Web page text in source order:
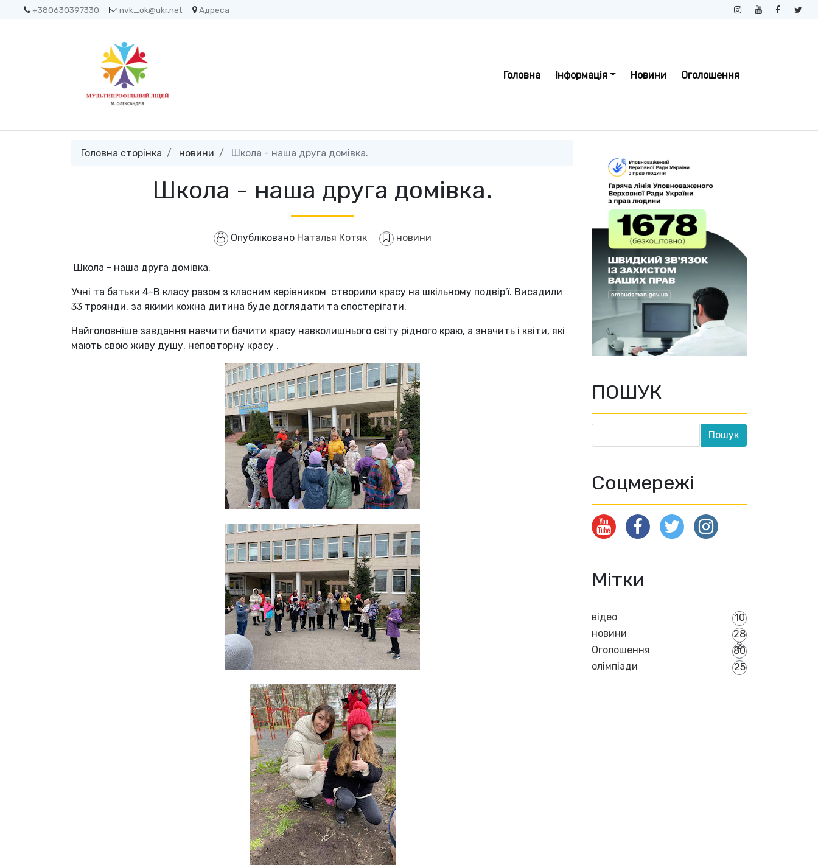
+380630397330 nvk_ok@ukr.net Адреса
Головна Інформація Новини Оголошення
Головна сторінка новини Школа - наша друга домівка.
Школа - наша друга домівка.
Опубліковано Наталья Котяк новини
Школа - наша друга домівка.
Учні та батьки 4-В класу разом з класним керівником створили красу на шкільному подвір'ї. Висадили
33 троянди, за якими кожна дитина буде доглядати та спостерігати.
Найголовніше завдання навчити бачити красу навколишнього світу рідного краю, а значить і квіти, які
мають свою живу душу, неповторну красу .
ПОШУК
Соцмережі
Мітки
відео
10
новини
28
2
Оголошення
80
олімпіади
25